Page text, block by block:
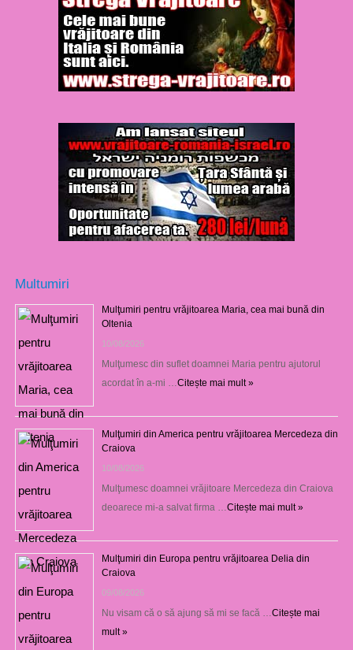
Multumiri
Mulţumiri pentru vrăjitoarea Maria, cea mai bună din
Oltenia
10/08/2026
Mulţumesc din suflet doamnei Maria pentru ajutorul
acordat în a-mi … Citește mai mult »
Mulţumiri din America pentru vrăjitoarea Mercedeza din
Craiova
10/08/2026
Mulţumesc doamnei vrăjitoare Mercedeza din Craiova
deoarece mi-a salvat firma … Citește mai mult »
Mulţumiri din Europa pentru vrăjitoarea Delia din
Craiova
09/08/2026
Nu visam că o să ajung să mi se facă … Citește mai
mult »